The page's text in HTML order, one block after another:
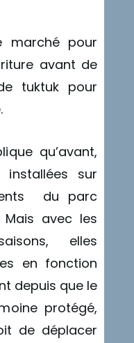
marché pour
avant de
tuktuk pour
qu’avant,
sur
du parc
Mais avec les
elles
en fonction
depuis que le
protégé,
de déplacer